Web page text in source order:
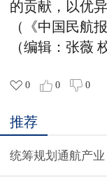
的贡献，以优
（《中国民航
（编辑：张薇
0 0 0
推荐
统筹规划通航产